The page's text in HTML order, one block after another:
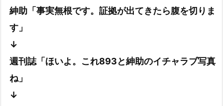
紳助「事実無根です。証拠が出てきたら腹を切りま
す」
↓
週刊誌「ほいよ。これ893と紳助のイチャラブ写真
ね」
↓